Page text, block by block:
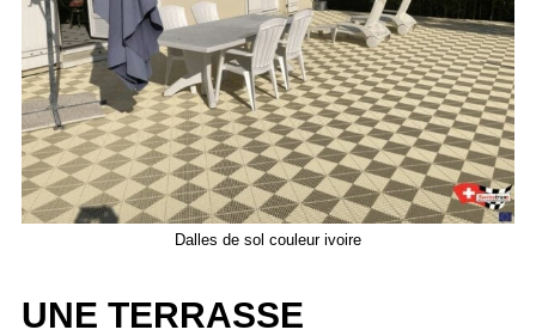
Dalles de sol couleur ivoire
UNE TERRASSE